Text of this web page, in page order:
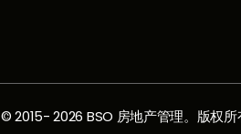
© 2015-2026 BSO 房地产管理。版权所